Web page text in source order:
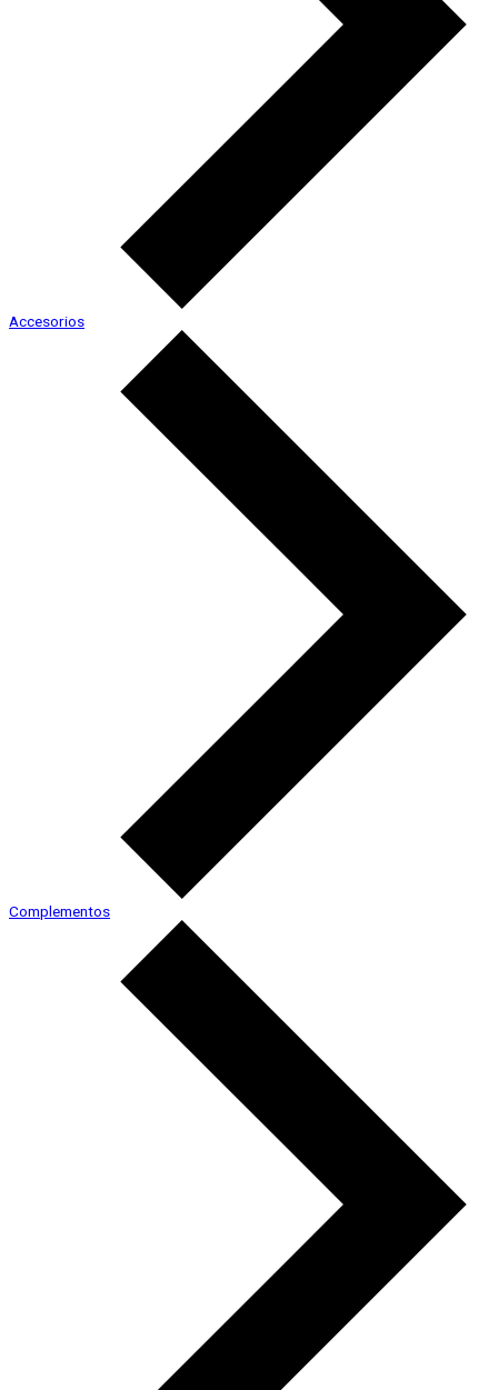
Accesorios
Complementos